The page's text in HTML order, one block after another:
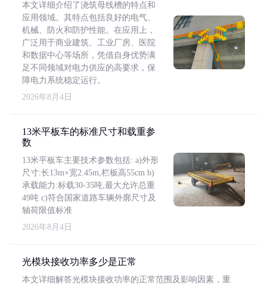
本文详细介绍了浇筑母线槽的特点和
应用领域。其特点包括良好的电气、
机械、防火和防护性能。在应用上，
广泛用于商业建筑、工业厂房、医院
和数据中心等场所，凭借自身优势满
足不同领域对电力供应的高要求，保
障电力系统稳定运行。
2026年8月4日
13米平板车的标准尺寸和载重参
数
13米平板车主要技术参数包括: a)外形
尺寸:长13m×宽2.45m,栏板高55cm b)
承载能力:标载30-35吨,最大允许总重
49吨 c)符合国家道路车辆外廓尺寸及
轴荷限值标准
2026年8月4日
光模块接收功率多少是正常
本文详细解答光模块接收功率的正常范围及影响因素，重